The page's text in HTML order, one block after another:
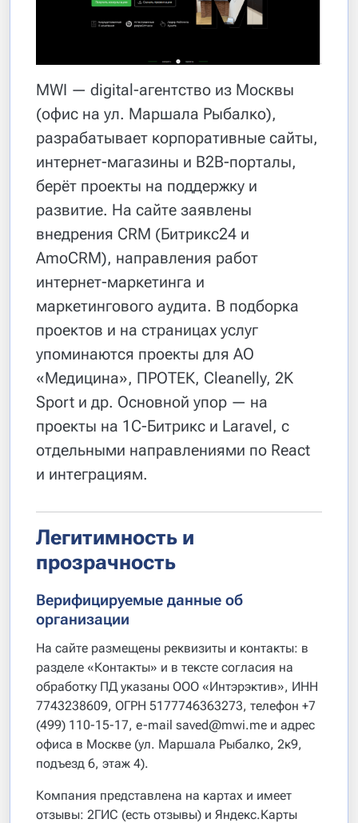
MWI — digital-агентство из Москвы
(офис на ул. Маршала Рыбалко),
разрабатывает корпоративные сайты,
интернет-магазины и B2B-порталы,
берёт проекты на поддержку и
развитие. На сайте заявлены
внедрения CRM (Битрикс24 и
AmoCRM), направления работ
интернет-маркетинга и
маркетингового аудита. В подборка
проектов и на страницах услуг
упоминаются проекты для АО
«Медицина», ПРОТЕК, Cleanelly, 2K
Sport и др. Основной упор — на
проекты на 1С-Битрикс и Laravel, с
отдельными направлениями по React
и интеграциям.
Легитимность и
прозрачность
Верифицируемые данные об
организации
На сайте размещены реквизиты и контакты: в
разделе «Контакты» и в тексте согласия на
обработку ПД указаны ООО «Интэрэктив», ИНН
7743238609, ОГРН 5177746363273, телефон +7
(499) 110-15-17, e-mail saved@mwi.me и адрес
офиса в Москве (ул. Маршала Рыбалко, 2к9,
подъезд 6, этаж 4).
Компания представлена на картах и имеет
отзывы: 2ГИС (есть отзывы) и Яндекс.Карты